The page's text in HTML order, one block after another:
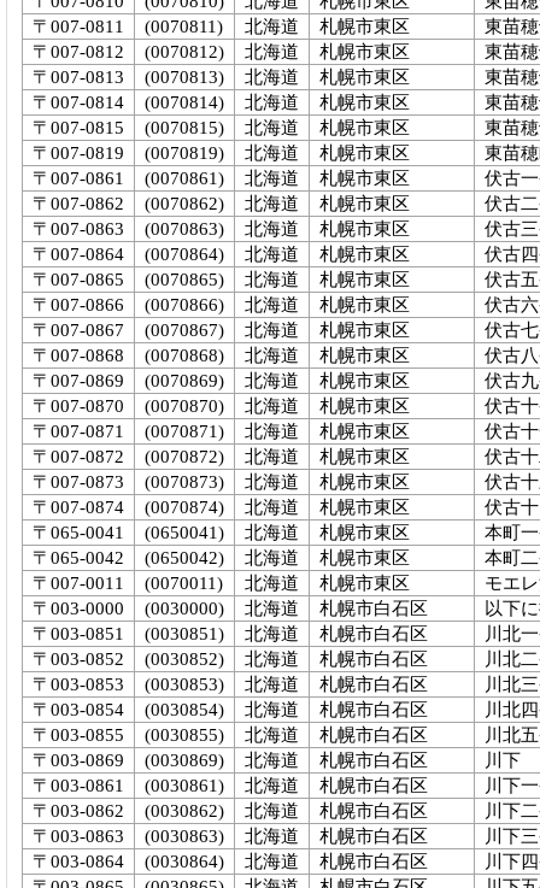
〒007-0811
(0070811) 北海道 札幌市東区
東苗
〒007-0812
(0070812) 北海道 札幌市東区
東苗
〒007-0813
(0070813) 北海道 札幌市東区
東苗
〒007-0814
(0070814) 北海道 札幌市東区
東苗
〒007-0815
(0070815) 北海道 札幌市東区
東苗
〒007-0819
(0070819) 北海道 札幌市東区
東苗
〒007-0861
(0070861) 北海道 札幌市東区
伏古
〒007-0862
(0070862) 北海道 札幌市東区
伏古
〒007-0863
(0070863) 北海道 札幌市東区
伏古
〒007-0864
(0070864) 北海道 札幌市東区
伏古
〒007-0865
(0070865) 北海道 札幌市東区
伏古
〒007-0866
(0070866) 北海道 札幌市東区
伏古
〒007-0867
(0070867) 北海道 札幌市東区
伏古
〒007-0868
(0070868) 北海道 札幌市東区
伏古
〒007-0869
(0070869) 北海道 札幌市東区
伏古
〒007-0870
(0070870) 北海道 札幌市東区
伏古
〒007-0871
(0070871) 北海道 札幌市東区
伏古
〒007-0872
(0070872) 北海道 札幌市東区
伏古
〒007-0873
(0070873) 北海道 札幌市東区
伏古
〒007-0874
(0070874) 北海道 札幌市東区
伏古
〒065-0041
(0650041) 北海道 札幌市東区
本町
〒065-0042
(0650042) 北海道 札幌市東区
本町
〒007-0011
(0070011) 北海道 札幌市東区
モエ
〒003-0000
(0030000) 北海道 札幌市白石区
以下
〒003-0851
(0030851) 北海道 札幌市白石区
川北
〒003-0852
(0030852) 北海道 札幌市白石区
川北
〒003-0853
(0030853) 北海道 札幌市白石区
川北
〒003-0854
(0030854) 北海道 札幌市白石区
川北
〒003-0855
(0030855) 北海道 札幌市白石区
川北
〒003-0869
(0030869) 北海道 札幌市白石区
川下
〒003-0861
(0030861) 北海道 札幌市白石区
川下
〒003-0862
(0030862) 北海道 札幌市白石区
川下
〒003-0863
(0030863) 北海道 札幌市白石区
川下
〒003-0864
(0030864) 北海道 札幌市白石区
川下